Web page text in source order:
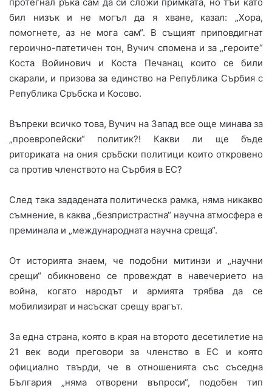
бил низък и не могъл да я хване, казал: „Хора,
помогнете, аз не мога сам“. В същият приповдигнат
героично-патетичен тон, Вучич спомена и за „героите“
Коста Войинович и Коста Печанац които се били
скарали, и призова за единство на Република Сърбия с
Република Сръбска и Косово.
Въпреки всичко това, Вучич на Запад все още минава за
„проевропейски“ политик?! Какви ли ще бъде
риториката на ония сръбски политици които откровено
са против членството на Сърбия в ЕС?
След така зададената политическа рамка, няма никакво
съмнение, в каква „безпристрастна“ научна атмосфера е
преминала и „международната научна среща“.
От историята знаем, че подобни митинзи и „научни
срещи“ обикновено се провеждат в навечерието на
война, когато народът и армията трябва да се
мобилизират и насъскат срещу врагът.
За една страна, която в края на второто десетилетие на
21 век води преговори за членство в ЕС и която
официално твърди, че в отношенията със съседна
България „няма отворени въпроси“, подобен тип